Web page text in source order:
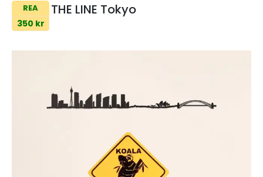
REA
350 kr
THE LINE Tokyo